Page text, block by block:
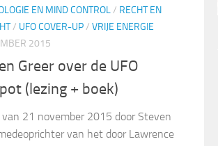
EN MIND CONTROL/ RECHT EN
/ UFO COVER-UP/ VRIJE ENERGIE
2015
Greer over de UFO
(lezing + boek)
van 21 november 2015 door Steven
van het door Lawrence